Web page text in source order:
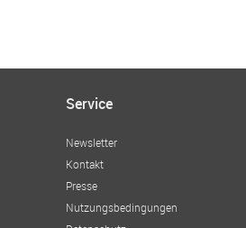
Service
Newsletter
Kontakt
Presse
Nutzungsbedingungen